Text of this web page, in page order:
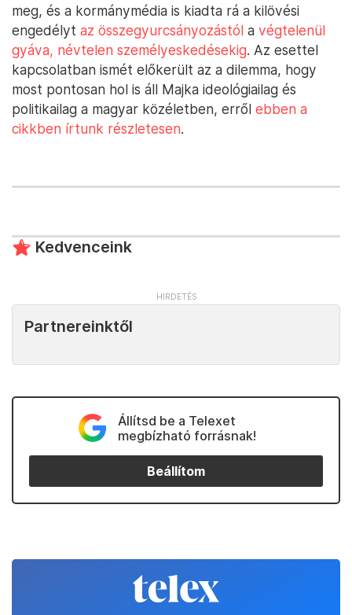
meg, és a kormánymédia is kiadta rá a kilövési
engedélyt az összegyurcsányozástól a végtelenül
gyáva, névtelen személyeskedésekig. Az esettel
kapcsolatban ismét előkerült az a dilemma, hogy
most pontosan hol is áll Majka ideológiailag és
politikailag a magyar közéletben, erről ebben a
cikkben írtunk részletesen.
Kedvenceink
Partnereinktől
Állítsd be a Telexet
megbízható forrásnak!
Beállítom